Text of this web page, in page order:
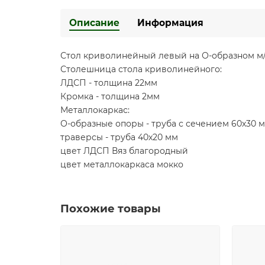
Описание Информация
Стол криволинейный левый на О-образном
Столешница стола криволинейного:
ЛДСП - толщина 22мм
Кромка - толщина 2мм
Металлокаркас:
О-образные опоры - труба с сечением 60х30
траверсы - труба 40х20 мм
цвет ЛДСП Вяз благородный
цвет металлокаркаса мокко
Похожие товары